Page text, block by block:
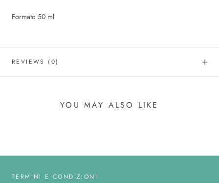
Formato 50 ml
REVIEWS (0)
YOU MAY ALSO LIKE
TERMINI E CONDIZIONI